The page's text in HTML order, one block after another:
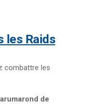
les Raids
combattre les
de